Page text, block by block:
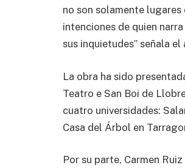
no son solamente
intenciones de quien
sus inquietudes” señala el
La obra ha sido
Teatro e San Boi de
cuatro universidades:
Casa del Árbol en
Por su parte, Carmen